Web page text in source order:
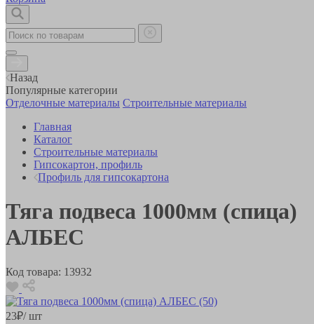
Назад
Популярные категории
Отделочные материалы Строительные материалы
Главная
Каталог
Строительные материалы
Гипсокартон, профиль
Профиль для гипсокартона
Тяга подвеса 1000мм (спица)
АЛБЕС
Код товара: 13932
23₽/ шт